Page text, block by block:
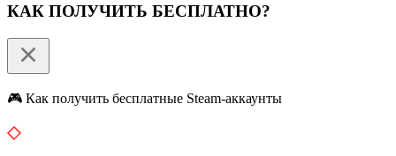
КАК ПОЛУЧИТЬ БЕСПЛАТНО?
🎮 Как получить бесплатные Steam-аккаунты